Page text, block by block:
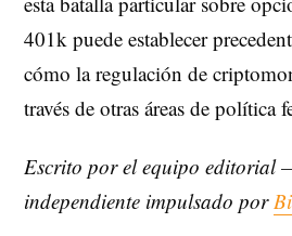
401k puede establecer
cómo la regulación de
través de otras áreas de política
Escrito por el equipo editorial
independiente impulsado por